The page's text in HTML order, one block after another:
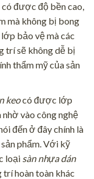
có được độ bền cao,
mà không bị bong
bảo vệ mà các
trí sẽ không dễ bị
thẩm mỹ của sản
keocó được lớp
vào công nghệ
đến ở đây chính là
phẩm. Với kỹ
loại sàn nhựa dán
hoàn toàn khác